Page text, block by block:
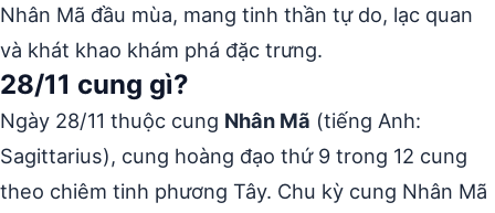
Nhân Mã đầu mùa, mang tinh thần tự do, lạc quan
và khát khao khám phá đặc trưng.
28/11 cung gì?
Ngày 28/11 thuộc cung Nhân Mã (tiếng Anh:
Sagittarius), cung hoàng đạo thứ 9 trong 12 cung
theo chiêm tinh phương Tây. Chu kỳ cung Nhân Mã